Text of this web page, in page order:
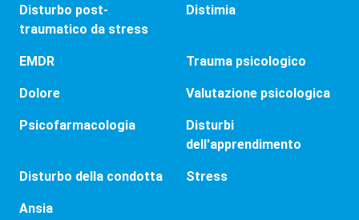
Disturbo post-
traumatico da stress
Distimia
EMDR Trauma psicologico
Dolore Valutazione psicologica
Psicofarmacologia
Disturbi
dell'apprendimento
Disturbo della condotta Stress
Ansia